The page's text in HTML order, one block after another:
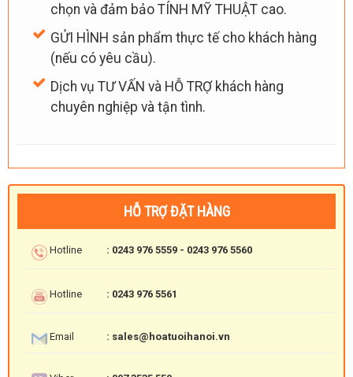
chọn và đảm bảo TÍNH MỸ THUẬT cao.
GỬI HÌNH sản phẩm thực tế cho khách hàng
(nếu có yêu cầu).
Dịch vụ TƯ VẤN và HỖ TRỢ khách hàng
chuyên nghiệp và tận tình.
HỖ TRỢ ĐẶT HÀNG
Hotline : 0243 976 5559 - 0243 976 5560
Hotline : 0243 976 5561
Email : sales@hoatuoihanoi.vn